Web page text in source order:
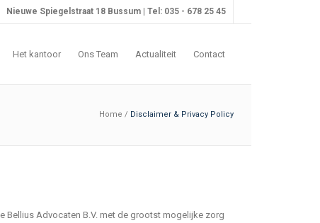
Nieuwe Spiegelstraat 18 Bussum | Tel: 035 - 678 25 45
Het kantoor Ons Team Actualiteit Contact
Home / Disclaimer & Privacy Policy
Advocaten B.V. met de grootst mogelijke zorg